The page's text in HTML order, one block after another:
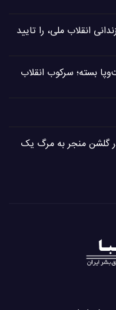
انقلاب ملی، را تایید
بسته؛ سرکوب انقلاب
گلشن منجر به مرگ یک